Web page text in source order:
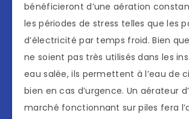
bénéficieront d’une aération
les périodes de stress telles que les
d’électricité par temps froid. Bien
ne soient pas très utilisés dans les
eau salée, ils permettent à l’eau de
bien en cas d’urgence. Un aérateur
marché fonctionnant sur piles fera